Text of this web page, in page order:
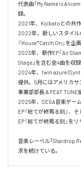
代表曲「My Name is
録。
2021年、Kijibatoとの共作
2022年、新しいスタイル
『House*Catch On』を企
2023年、新作EP『Air
Stage」を含む全4曲を収録
2024年、twin azure
提供。5月にはアメリカサ
事業部部長 & FEAT TUNE
2025年、SEGA音楽ゲー
EP『総てが終焉る刻』、
EP『総てが終焉る刻』をリ
音楽レーベル「Stardrop
求を続けている。